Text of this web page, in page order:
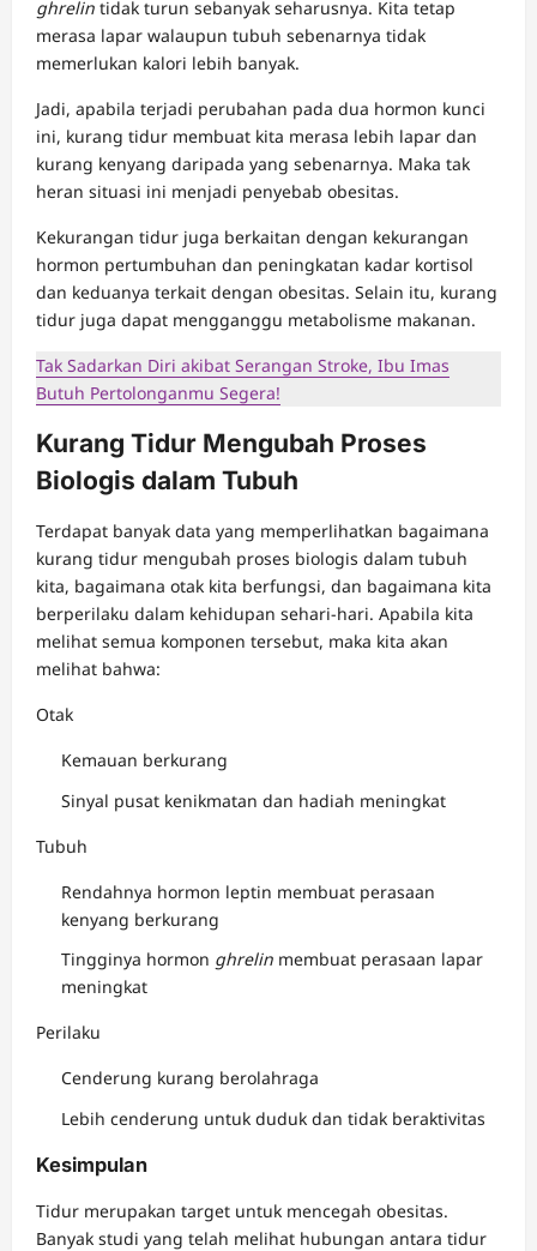
ghrelin tidak turun sebanyak seharusnya. Kita tetap
merasa lapar walaupun tubuh sebenarnya tidak
memerlukan kalori lebih banyak.
Jadi, apabila terjadi perubahan pada dua hormon kunci
ini, kurang tidur membuat kita merasa lebih lapar dan
kurang kenyang daripada yang sebenarnya. Maka tak
heran situasi ini menjadi penyebab obesitas.
Kekurangan tidur juga berkaitan dengan kekurangan
hormon pertumbuhan dan peningkatan kadar kortisol
dan keduanya terkait dengan obesitas. Selain itu, kurang
tidur juga dapat mengganggu metabolisme makanan.
Tak Sadarkan Diri akibat Serangan Stroke, Ibu Imas
Butuh Pertolonganmu Segera!
Kurang Tidur Mengubah Proses
Biologis dalam Tubuh
Terdapat banyak data yang memperlihatkan bagaimana
kurang tidur mengubah proses biologis dalam tubuh
kita, bagaimana otak kita berfungsi, dan bagaimana kita
berperilaku dalam kehidupan sehari-hari. Apabila kita
melihat semua komponen tersebut, maka kita akan
melihat bahwa:
Otak
Kemauan berkurang
Sinyal pusat kenikmatan dan hadiah meningkat
Tubuh
Rendahnya hormon leptin membuat perasaan
kenyang berkurang
Tingginya hormon ghrelin membuat perasaan lapar
meningkat
Perilaku
Cenderung kurang berolahraga
Lebih cenderung untuk duduk dan tidak beraktivitas
Kesimpulan
Tidur merupakan target untuk mencegah obesitas.
Banyak studi yang telah melihat hubungan antara tidur